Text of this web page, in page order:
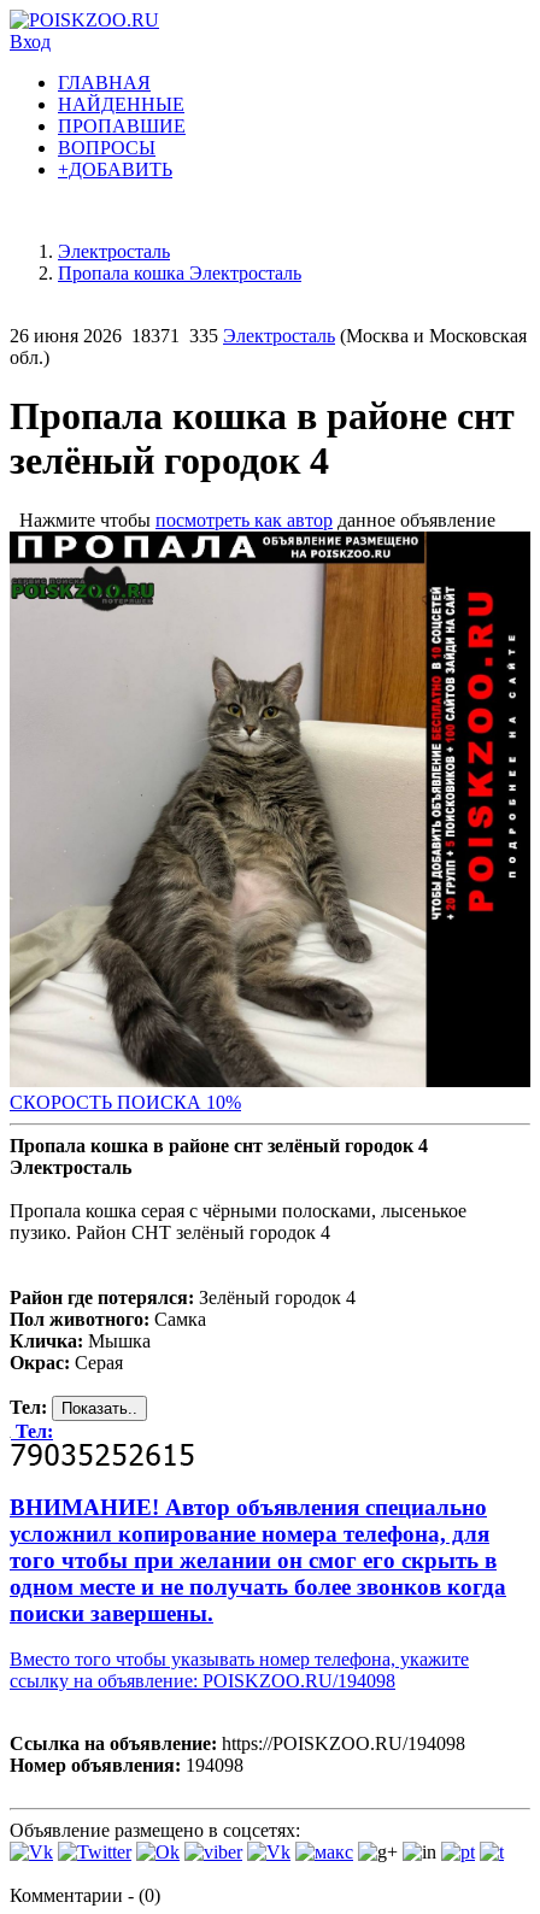
Вход
ГЛАВНАЯ
НАЙДЕННЫЕ
ПРОПАВШИЕ
ВОПРОСЫ
+ДОБАВИТЬ
Электросталь
Пропала кошка Электросталь
26 июня 2026 18371 335 Электросталь (Москва и Московская
обл.)
Пропала кошка в районе снт
зелёный городок 4
Нажмите чтобы посмотреть как автор данное объявление
СКОРОСТЬ ПОИСКА 10%
Пропала кошка в районе снт зелёный городок 4
Электросталь
Пропала кошка серая с чёрными полосками, лысенькое
пузико. Район СНТ зелёный городок 4
Район где потерялся: Зелёный городок 4
Пол животного: Самка
Кличка: Мышка
Окрас: Серая
Тел:
Тел:
ВНИМАНИЕ! Автор объявления специально
усложнил копирование номера телефона, для
того чтобы при желании он смог его скрыть в
одном месте и не получать более звонков когда
поиски завершены.
Вместо того чтобы указывать номер телефона, укажите
ссылку на объявление: POISKZOO.RU/194098
Ссылка на объявление: https://POISKZOO.RU/194098
Номер объявления: 194098
Объявление размещено в соцсетях:
Комментарии - (0)